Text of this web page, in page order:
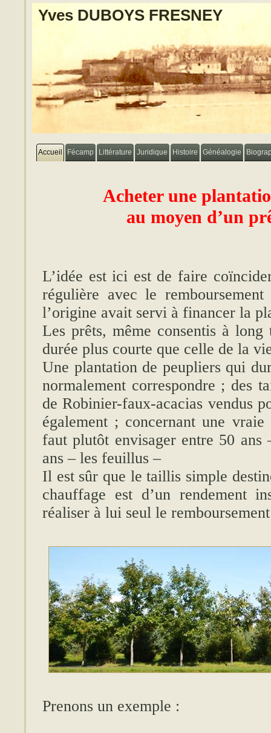
Yves DUBOYS FRESNEY
Accueil Fécamp Littérature Juridique Histoire Généalogie
Acheter une
au moyen d’un
L’idée est ici est de faire
régulière avec le
l’origine avait servi à financer la
Les prêts, même consentis à long
durée plus courte que celle de la
Une plantation de peupliers qui
normalement correspondre ; des
de Robinier-faux-acacias vendus
également ; concernant une
faut plutôt envisager entre 50 ans
ans – les feuillus –
Il est sûr que le taillis simple
chauffage est d’un rendement
réaliser à lui seul le
Prenons un exemple :